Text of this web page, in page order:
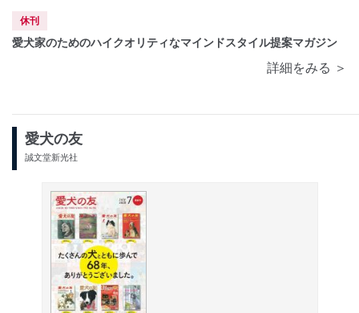
休刊
愛犬家のためのハイクオリティなマインドスタイル提案マガジン
詳細をみる ＞
愛犬の友
誠文堂新光社